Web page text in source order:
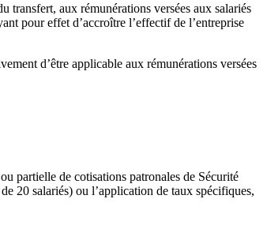
transfert, aux rémunérations versées aux salariés
pour effet d’accroître l’effectif de l’entreprise
d’être applicable aux rémunérations versées
partielle de cotisations patronales de Sécurité
20 salariés) ou l’application de taux spécifiques,